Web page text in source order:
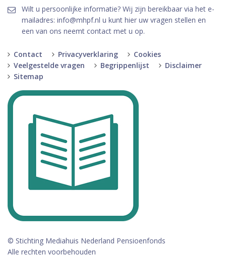
Wilt u persoonlijke informatie? Wij zijn bereikbaar via het e-
mailadres: info@mhpf.nl u kunt hier uw vragen stellen en
een van ons neemt contact met u op.
Contact Privacyverklaring
Cookies
Veelgestelde vragen
Begrippenlijst
Disclaimer
Sitemap
© Stichting Mediahuis Nederland Pensioenfonds
Alle rechten voorbehouden